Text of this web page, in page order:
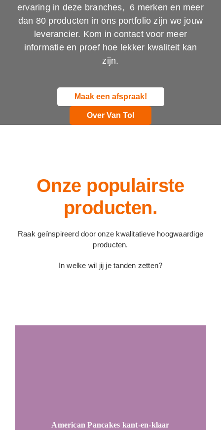
ervaring in deze branches, 6 merken en meer
dan 80 producten in ons portfolio zijn we jouw
leverancier. Kom in contact voor meer
informatie en proef hoe lekker kwaliteit kan
zijn.
Maak een afspraak!
Over Van Tol
Onze populairste
producten.
Raak geïnspireerd door onze kwalitatieve hoogwaardige
producten.
In welke wil jij je tanden zetten?
American Pancakes kant-en-klaar